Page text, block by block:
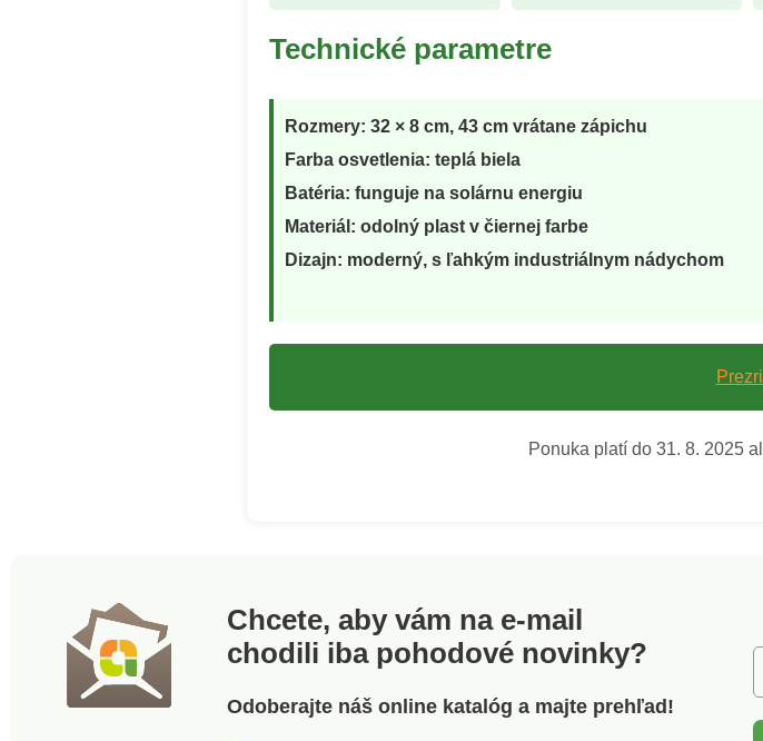
Technické parametre
Rozmery: 32 × 8 cm, 43 cm vrátane zápichu
Farba osvetlenia: teplá biela
Batéria: funguje na solárnu energiu
Materiál: odolný plast v čiernej farbe
Dizajn: moderný, s ľahkým industriálnym nádychom
Ponuka platí do 31. 8. 2025
Chcete, aby vám na e-mail
chodili iba pohodové novinky?
Odoberajte náš online katalóg a majte prehľad!